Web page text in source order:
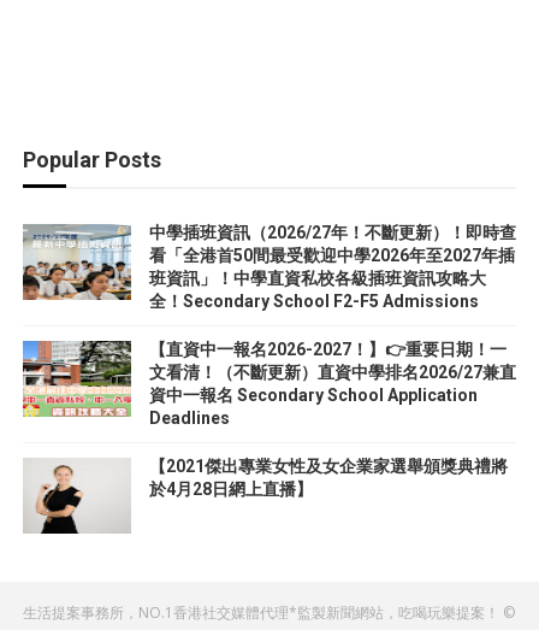
Popular Posts
中學插班資訊（2026/27年！不斷更新）！即時查
看「全港首50間最受歡迎中學2026年至2027年插
班資訊」！中學直資私校各級插班資訊攻略大
全！Secondary School F2-F5 Admissions
【直資中一報名2026-2027！】👉重要日期！一
文看清！（不斷更新）直資中學排名2026/27兼直
資中一報名 Secondary School Application
Deadlines
【2021傑出專業女性及女企業家選舉頒獎典禮將
於4月28日網上直播】
生活提案事務所，NO.1香港社交媒體代理*監製新聞網站，吃喝玩樂提案！ ©